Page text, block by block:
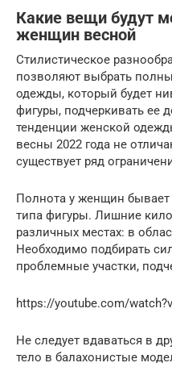
Какие вещи будут
женщин весной
Стилистическое
позволяют выбрать
одежды, который будет
фигуры, подчеркивать ее
тенденции женской
весны 2022 года не
существует ряд
Полнота у женщин бывает
типа фигуры. Лишние
различных местах: в
Необходимо подбирать
проблемные участки,
https://youtube.com/
Не следует вдаваться в
тело в балахонистые